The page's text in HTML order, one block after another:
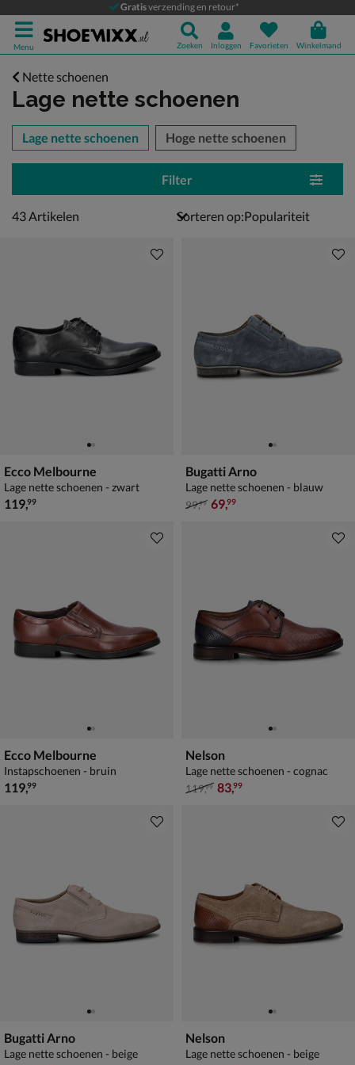
Gratisverzending en retour*
Menu Zoeken Inloggen Favorieten Winkelmand
Nette schoenen
Lage nette schoenen
over
Lage nette schoenen Hoge nette schoenen
Filter
43 artikelen
43Artikelen Sorteren op:
Ecco Melbourne
Lage nette schoenen - zwart
€ 119,99
119,99
Bugatti Arno
Lage nette schoenen - blauw
van € 99,99 voor € 69,99
99,99 69,99
Ecco Melbourne
Instapschoenen - bruin
€ 119,99
119,99
Nelson
Lage nette schoenen - cognac
van € 119,99 voor € 83,99
119,99 83,99
Bugatti Arno
Lage nette schoenen - beige
Nelson
Lage nette schoenen - beige